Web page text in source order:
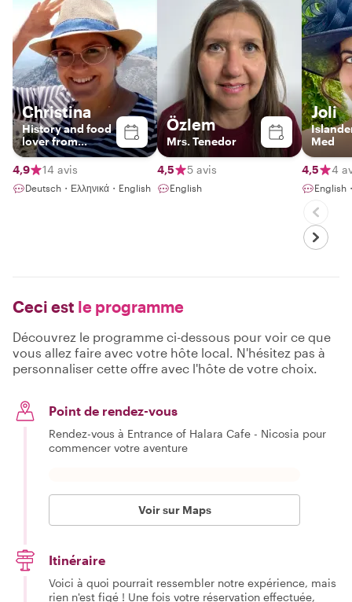
Christina
History and food
lover from
Cyprus
4,9
14 avis
Deutsch・Ελληνικά・English
Özlem
Mrs. Tenedor
4,5 5 avis
English
Joli
Med
4,5 4
English
Ceci est le programme
Découvrez le programme ci-dessous pour voir ce que
vous allez faire avec votre hôte local. N'hésitez pas à
personnaliser cette offre avec l'hôte de votre choix.
Point de rendez-vous
Rendez-vous à Entrance of Halara Cafe - Nicosia pour
commencer votre aventure
Voir sur Maps
Itinéraire
Voici à quoi pourrait ressembler notre expérience, mais
rien n'est figé ! Une fois votre réservation effectuée,